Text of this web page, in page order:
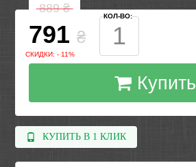
889₴
791 ₴
СКИДКИ: - 11%
КОЛ-ВО:
Купить
КУПИТЬ В 1 КЛИК